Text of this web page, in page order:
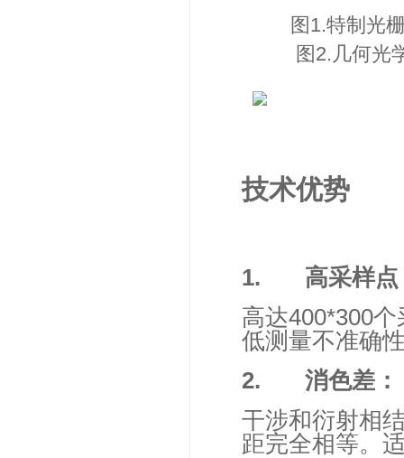
图
图2.几何光学
技术优势
1. 高采样点
高达400*300个
低测量不准确
2. 消色差：
干涉和衍射相
距完全相等。